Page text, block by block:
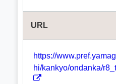
URL
https://
hi/kankyo/ondanka/